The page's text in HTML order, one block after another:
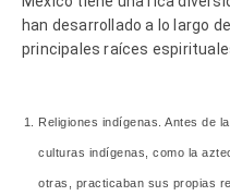
han desarrollado a lo largo
principales raíces
Religiones indígenas. Antes de
culturas indígenas, como la
otras, practicaban sus propias